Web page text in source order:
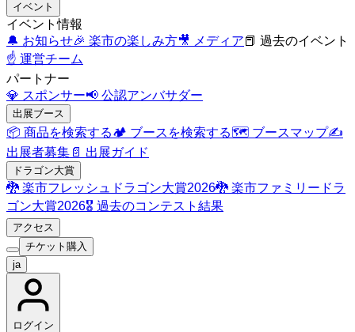
イベント
イベント情報
🔔 お知らせ🎉 楽市の楽しみ方🎥 メディア📕 過去のイベント
☝️ 運営チーム
パートナー
💎 スポンサー📢 公認アンバサダー
出展ブース
📦 商品を検索する🏕️ ブースを検索する🗺️ ブースマップ✍️
出展者募集 📄 出展ガイド
ドラゴン大賞
🐉 楽市フレッシュドラゴン大賞2026🐉 楽市ファミリードラ
ゴン大賞2026🎖️ 過去のコンテスト結果
アクセス
チケット購入
ja
ログイン